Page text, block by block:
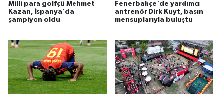
Milli para golfçü Mehmet
Kazan, İspanya'da
şampiyon oldu
Fenerbahçe'de yardımcı
antrenör Dirk Kuyt, basın
mensuplarıyla buluştu